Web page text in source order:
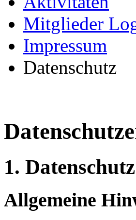
Mitglieder
Impressum
Datenschutz
1.
Allgemeine